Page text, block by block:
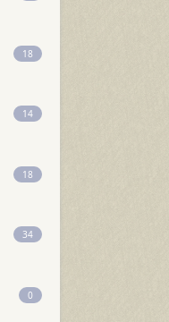
18
14
18
34
0